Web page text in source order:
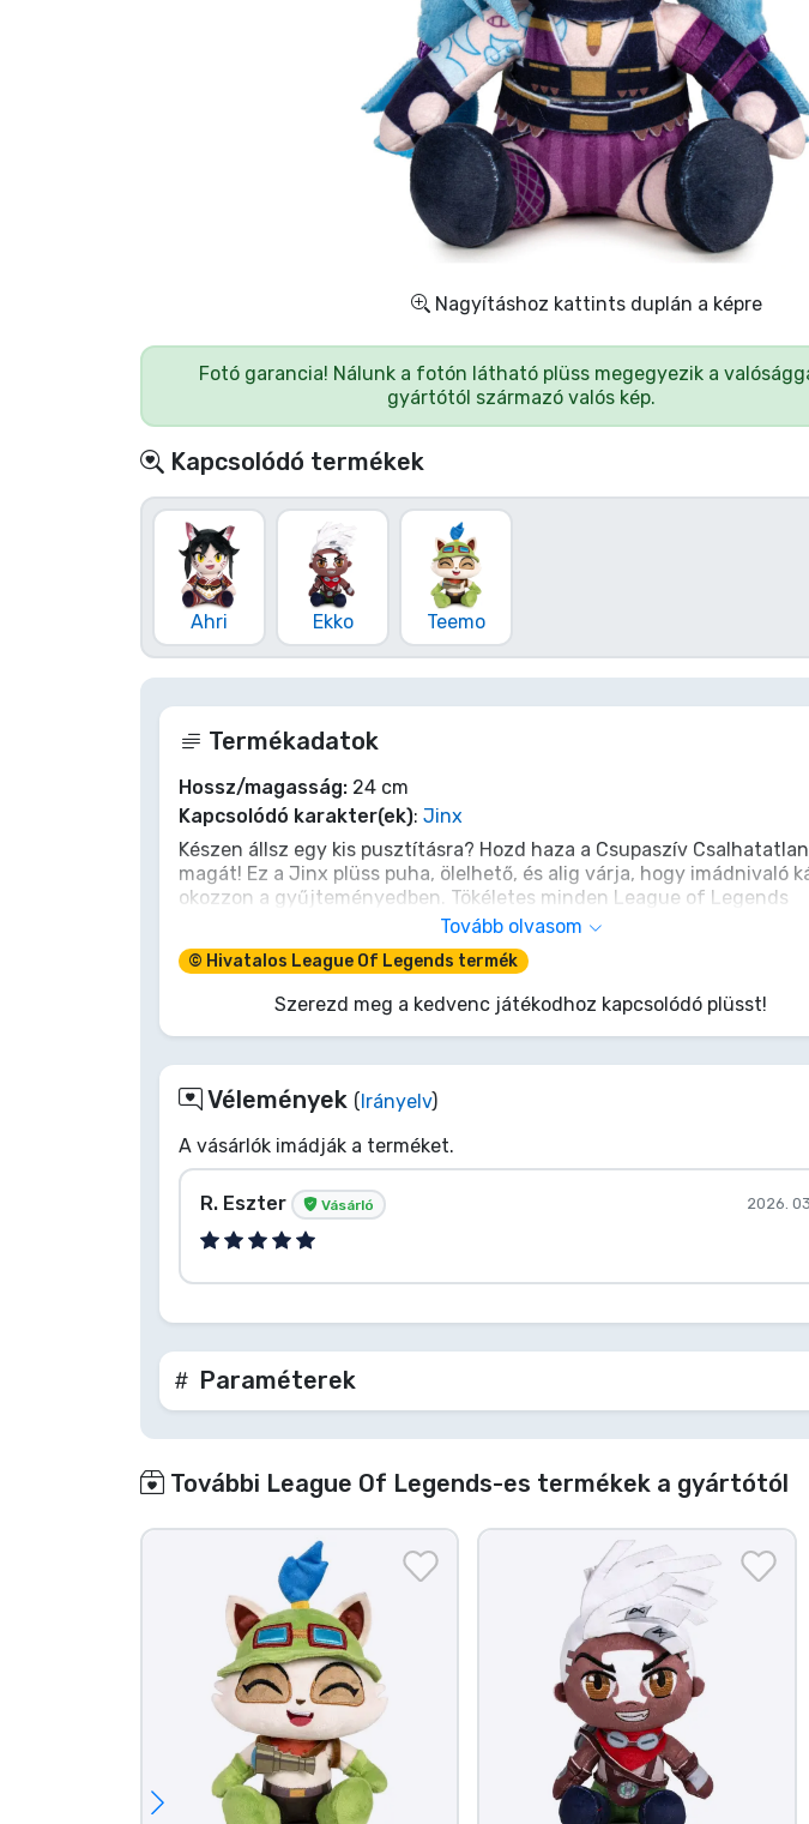
Nagyításhoz kattints duplán a képre
Fotó garancia! Nálunk a fotón látható plüss megegyezik a
gyártótól származó valós kép.
Kapcsolódó termékek
Ahri Ekko Teemo
Termékadatok
Hossz/magasság: 24 cm
Kapcsolódó karakter(ek): Jinx
Készen állsz egy kis pusztításra? Hozd haza a Csupaszív
magát! Ez a Jinx plüss puha, ölelhető, és alig várja, hogy imádnivaló
okozzon a gyűjteményedben. Tökéletes minden League of Legends
rajongónak, akinek szüksége van egy kis bájos zűrzavarra. Ne légy
szerezd be a saját Jinxed, mielőtt *BUMM*-mal elrobbanna!
Tovább olvasom
© Hivatalos League Of Legends termék
Szerezd meg a kedvenc játékodhoz kapcsolódó plüsst!
Vélemények ( Irányelv)
A vásárlók imádják a terméket.
R. Eszter Vásárló 2026.
Paraméterek
További League Of Legends-es termékek a gyártótól
Gamer cuccok
Sportos cuccok
Zenés cuccok
Terméktípusok